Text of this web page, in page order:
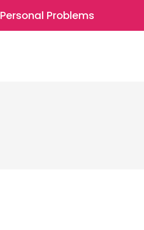
⚲
Personal Problems